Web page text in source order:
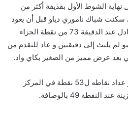
نهاية الشوط الأول بقذيفة أكثر من
سكنت شباك ناموري دياو قبل أن يعود
رجال مودي نيانغ ويدركو التعادل عند الدقيقة 73 من نقطة الجزاء
لم يلبث إلى دقيقتين و عاد للتقدم من
عرض مميز من الصغير بكاي واد.
بهذا الفوز رفع أفسي انواذيبو عداد نقاطه ل53 نقطة في المركز
49 بالوصافة.